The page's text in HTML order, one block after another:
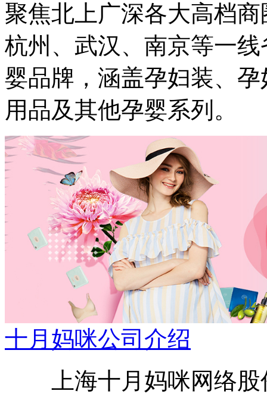
聚焦北上广深各大高档
杭州、武汉、南京等一
婴品牌，涵盖孕妇装、
用品及其他孕婴系列。
十月妈咪公司介绍
上海十月妈咪网络股